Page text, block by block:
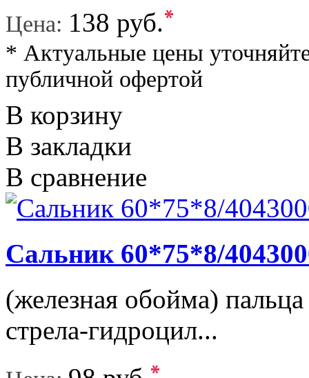
Цена: 138 руб.*
* Актуальные цены
публичной офертой
В корзину
В закладки
В сравнение
Сальник 60*75*8/
(железная обойма)
стрела-гидроцил...